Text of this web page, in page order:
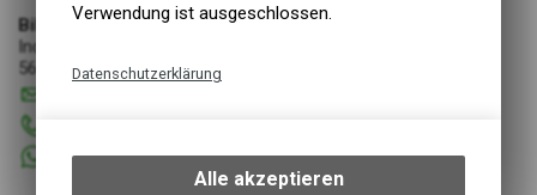
Bike & Dive GmbH
Industriestrasse 17
5644 Auw
+41 76 7507072
Verwendung ist ausgeschlossen.
Datenschutzerklärung
bestimmte Interaktionen und
Alle akzeptieren